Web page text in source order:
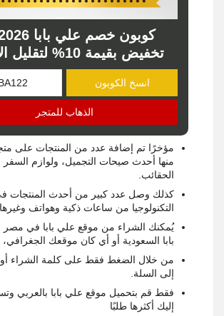
تخفيض بقيمة 10% لتقليل الاسعار
انسخ الكوبون
الذهاب للمتجر
مؤخرًا تم إضافة عدد من المنتجات على
منها أحدث صيحات التجميل، ولوازم
الحقائب.
كذلك وصل عدد كبير من أحدث المنتجات
التكنولوجيا من ساعات ذكية وهواتف
يُمكنك الشراء من موقع علي بابا في مصر
بابا السعودية أو أي كان موقعك الجغرافي،
من خلال الضغط فقط على كلمة الشراء أو
إلى السلة.
فقط قم بتحميل موقع علي بابا بالعربي
إليك أكثرها طلبًا